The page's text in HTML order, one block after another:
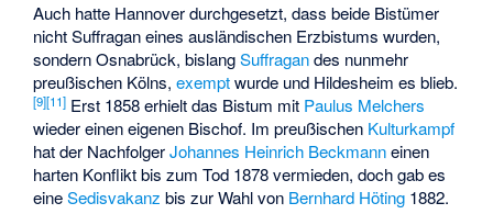
Auch hatte Hannover durchgesetzt, dass beide Bistümer
nicht Suffragan eines ausländischen Erzbistums wurden,
sondern Osnabrück, bislangSuffragandes nunmehr
preußischen Kölns,exemptwurde und Hildesheim es blieb.
[9][11] Erst 1858 erhielt das Bistum mit Paulus Melchers
wieder einen eigenen Bischof. Im preußischen Kulturkampf
hat der NachfolgerJohannes Heinrich Beckmanneinen
harten Konflikt bis zum Tod 1878 vermieden, doch gab es
eineSedisvakanz bis zur Wahl von Bernhard Höting 1882.